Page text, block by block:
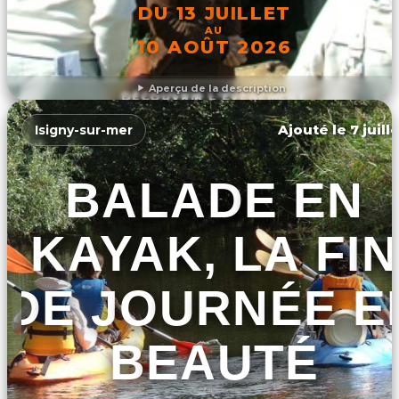
Aperçu de la description
DU 13 JUILLET
AU
10 AOÛT 2026
DÉCOUVRIR L'ÉVÉNEMENT
Isigny-sur-mer Ajouté le 7
BALADE EN
KAYAK, LA FIN
DE JOURNÉE
BEAUTÉ